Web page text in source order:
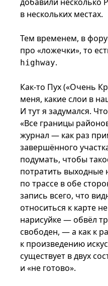
в нескольких местах.
Тем временем, в
про «ложечки», то
highway.
Как-то Пух («Очень
меня, какие слои в
И тут я задумался.
«Все границы
журнал — как раз
завершённого
подумать, чтобы
потратить выходные
по трассе в обе
запись всего, что
относиться к карте
нарисуйке — обвёл
свободен, — а как к
к произведению
существует в двух
и «не готово».